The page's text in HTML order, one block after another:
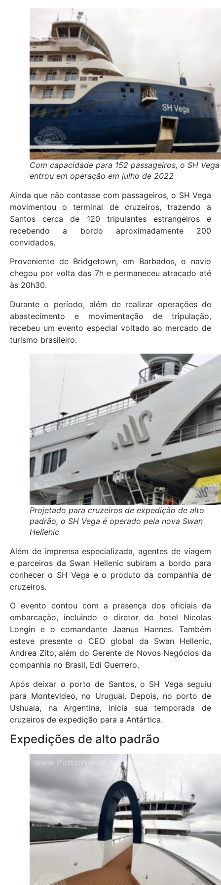
Com capacidade para 152 passageiros, o SH Vega
entrou em operação em julho de 2022
Ainda que não contasse com passageiros, o SH Vega
movimentou o terminal de cruzeiros, trazendo a
Santos cerca de 120 tripulantes estrangeiros e
recebendo a bordo aproximadamente 200
convidados.
Proveniente de Bridgetown, em Barbados, o navio
chegou por volta das 7h e permaneceu atracado até
às 20h30.
Durante o período, além de realizar operações de
abastecimento e movimentação de tripulação,
recebeu um evento especial voltado ao mercado de
turismo brasileiro.
Projetado para cruzeiros de expedição de alto
padrão, o SH Vega é operado pela nova Swan
Hellenic
Além de imprensa especializada, agentes de viagem
e parceiros da Swan Hellenic subiram a bordo para
conhecer o SH Vega e o produto da companhia de
cruzeiros.
O evento contou com a presença dos oficiais da
embarcação, incluindo o diretor de hotel Nicolas
Longin e o comandante Jaanus Hannes. Também
esteve presente o CEO global da Swan Hellenic,
Andrea Zito, além do Gerente de Novos Negócios da
companhia no Brasil, Edi Guerrero.
Após deixar o porto de Santos, o SH Vega seguiu
para Montevideo, no Uruguai. Depois, no porto de
Ushuaia, na Argentina, inicia sua temporada de
cruzeiros de expedição para a Antártica.
Expedições de alto padrão